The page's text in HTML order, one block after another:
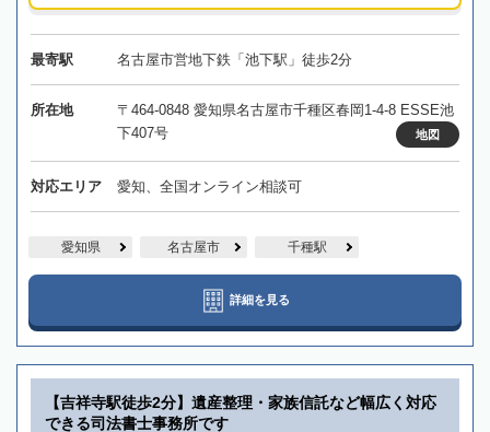
最寄駅 名古屋市営地下鉄「池下駅」徒歩2分
所在地
〒464-0848 愛知県名古屋市千種区春岡1-4-8 ESSE池
下407号
地図
対応エリア 愛知、全国オンライン相談可
愛知県 名古屋市 千種駅
詳細を見る
【吉祥寺駅徒歩2分】遺産整理・家族信託など幅広く対応
できる司法書士事務所です